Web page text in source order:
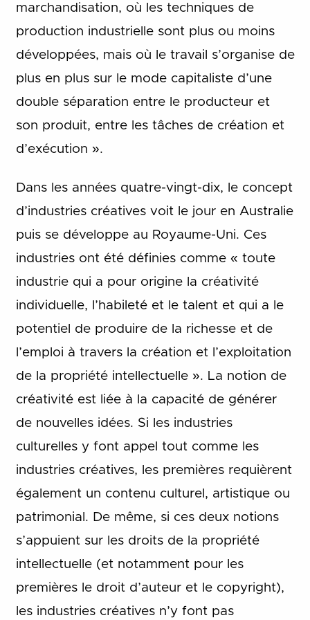
marchandisation, où les techniques de
production industrielle sont plus ou moins
développées, mais où le travail s’organise de
plus en plus sur le mode capitaliste d’une
double séparation entre le producteur et
son produit, entre les tâches de création et
d’exécution ».
Dans les années quatre-vingt-dix, le concept
d’industries créatives voit le jour en Australie
puis se développe au Royaume-Uni. Ces
industries ont été définies comme « toute
industrie qui a pour origine la créativité
individuelle, l’habileté et le talent et qui a le
potentiel de produire de la richesse et de
l’emploi à travers la création et l’exploitation
de la propriété intellectuelle ». La notion de
créativité est liée à la capacité de générer
de nouvelles idées. Si les industries
culturelles y font appel tout comme les
industries créatives, les premières requièrent
également un contenu culturel, artistique ou
patrimonial. De même, si ces deux notions
s’appuient sur les droits de la propriété
intellectuelle (et notamment pour les
premières le droit d’auteur et le copyright),
les industries créatives n’y font pas